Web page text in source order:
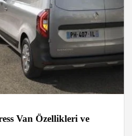
Van Özellikleri ve